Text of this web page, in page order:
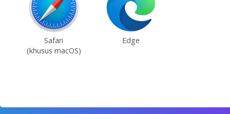
Safari
(khusus macOS)
Edge